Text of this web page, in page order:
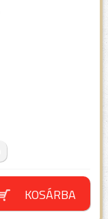
KOSÁRBA